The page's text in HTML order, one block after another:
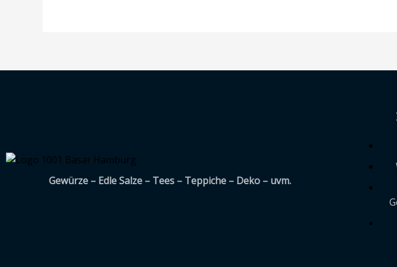
Gewürze – Edle Salze – Tees – Teppiche – Deko – uvm.